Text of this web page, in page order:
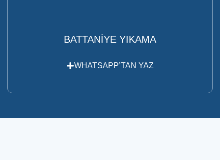
BATTANİYE YIKAMA
WHATSAPP’TAN YAZ